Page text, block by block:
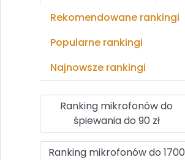
Rekomendowane rankingi
Popularne rankingi
Najnowsze rankingi
Ranking mikrofonów do
śpiewania do 90 zł
Ranking mikrofonów do 1700